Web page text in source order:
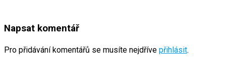
Napsat komentář
Pro přidávání komentářů se musíte nejdříve přihlásit.